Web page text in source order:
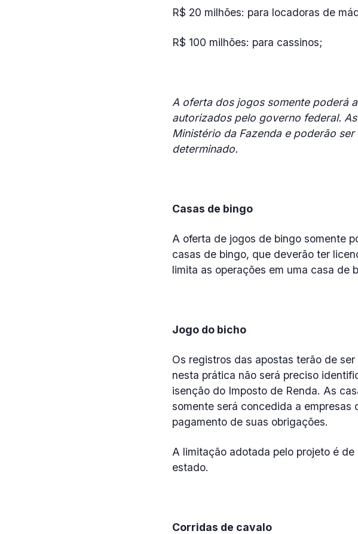
R$ 20 milhões: para locadoras de
R$ 100 milhões: para cassinos;
A oferta dos jogos somente poderá
autorizados pelo governo federal.
Ministério da Fazenda e poderão
determinado.
Casas de bingo
A oferta de jogos de bingo somente
casas de bingo, que deverão ter
limita as operações em uma casa de
Jogo do bicho
Os registros das apostas terão de
nesta prática não será preciso
isenção do Imposto de Renda. As
somente será concedida a
pagamento de suas obrigações.
A limitação adotada pelo projeto é
estado.
Corridas de cavalo